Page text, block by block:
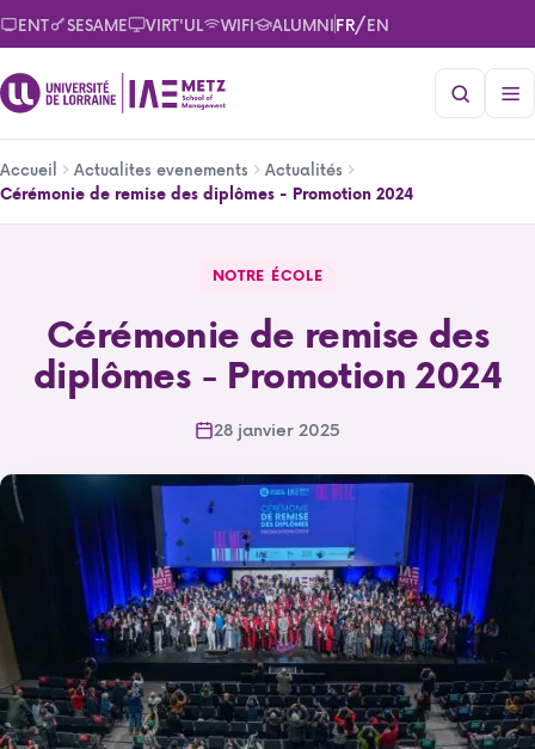
Aller
au
contenu
principal
ENT SESAME VIRT'UL WIFI ALUMNIFR/EN
d'Ariane
Accueil Actualites evenements Actualités
Cérémonie de remise des diplômes - Promotion 2024
NOTRE ÉCOLE
Cérémonie de remise des
diplômes - Promotion 2024
28 janvier 2025